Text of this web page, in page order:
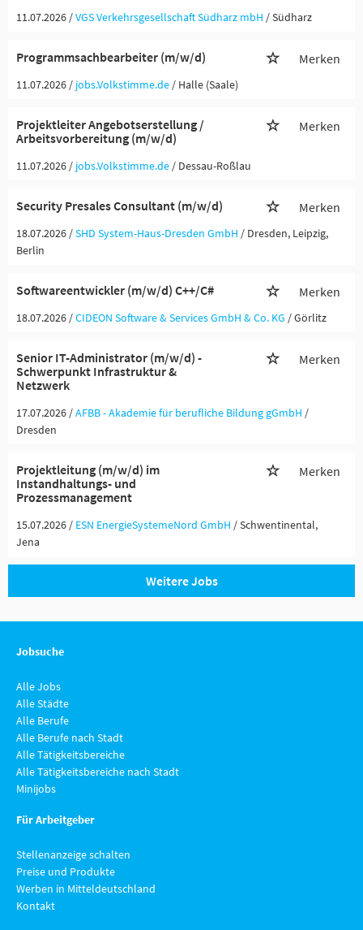
11.07.2026 /VGS Verkehrsgesellschaft Südharz mbH / Südharz
Programmsachbearbeiter (m/w/d) Merken
11.07.2026 / jobs.Volkstimme.de / Halle (Saale)
Projektleiter Angebotserstellung /
Arbeitsvorbereitung (m/w/d)
Merken
11.07.2026 / jobs.Volkstimme.de / Dessau-Roßlau
Security Presales Consultant (m/w/d) Merken
18.07.2026 /SHD System-Haus-Dresden GmbH / Dresden, Leipzig,
Berlin
Softwareentwickler (m/w/d) C++/C# Merken
18.07.2026 /CIDEON Software & Services GmbH & Co. KG / Görlitz
Senior IT-Administrator (m/w/d) -
Schwerpunkt Infrastruktur &
Netzwerk
Merken
17.07.2026 /AFBB - Akademie für berufliche Bildung gGmbH /
Dresden
Projektleitung (m/w/d) im
Instandhaltungs- und
Prozessmanagement
Merken
15.07.2026 / ESN EnergieSystemeNord GmbH / Schwentinental,
Jena
Weitere Jobs
Jobsuche
Alle Jobs
Alle Städte
Alle Berufe
Alle Berufe nach Stadt
Alle Tätigkeitsbereiche
Alle Tätigkeitsbereiche nach Stadt
Minijobs
Für Arbeitgeber
Stellenanzeige schalten
Preise und Produkte
Werben in Mitteldeutschland
Kontakt